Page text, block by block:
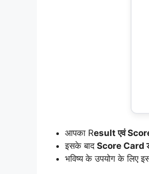
आपका Result एवं
इसके बाद Score Card
भविष्य के उपयोग के लिए